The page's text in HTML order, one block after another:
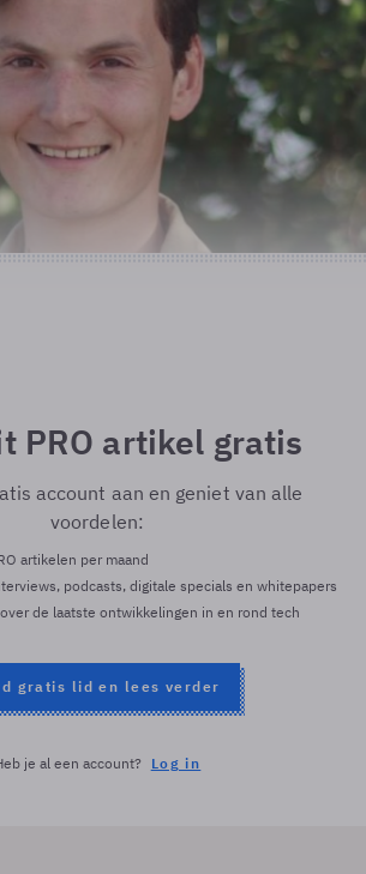
PRO artikel gratis
account aan en geniet van alle
voordelen:
artikelen per maand
podcasts, digitale specials en whitepapers
de laatste ontwikkelingen in en rond tech
gratis lid en lees verder
je al een account? Log in